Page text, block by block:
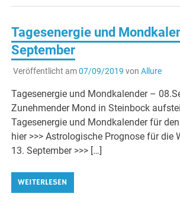
Tagesenergie und
September
Veröffentlicht am07/09/2019 von Allure
Tagesenergie und Mondkalender –
Zunehmender Mond in Steinbock
Tagesenergie und Mondkalender für
hier >>> Astrologische Prognose für die
13. September >>> […]
WEITERLESEN